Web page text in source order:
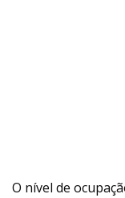
O nível de